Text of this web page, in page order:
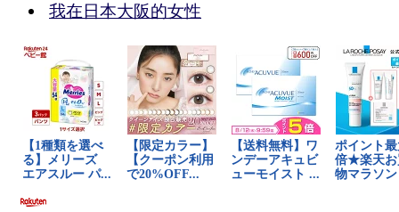
我在日本大阪的女性